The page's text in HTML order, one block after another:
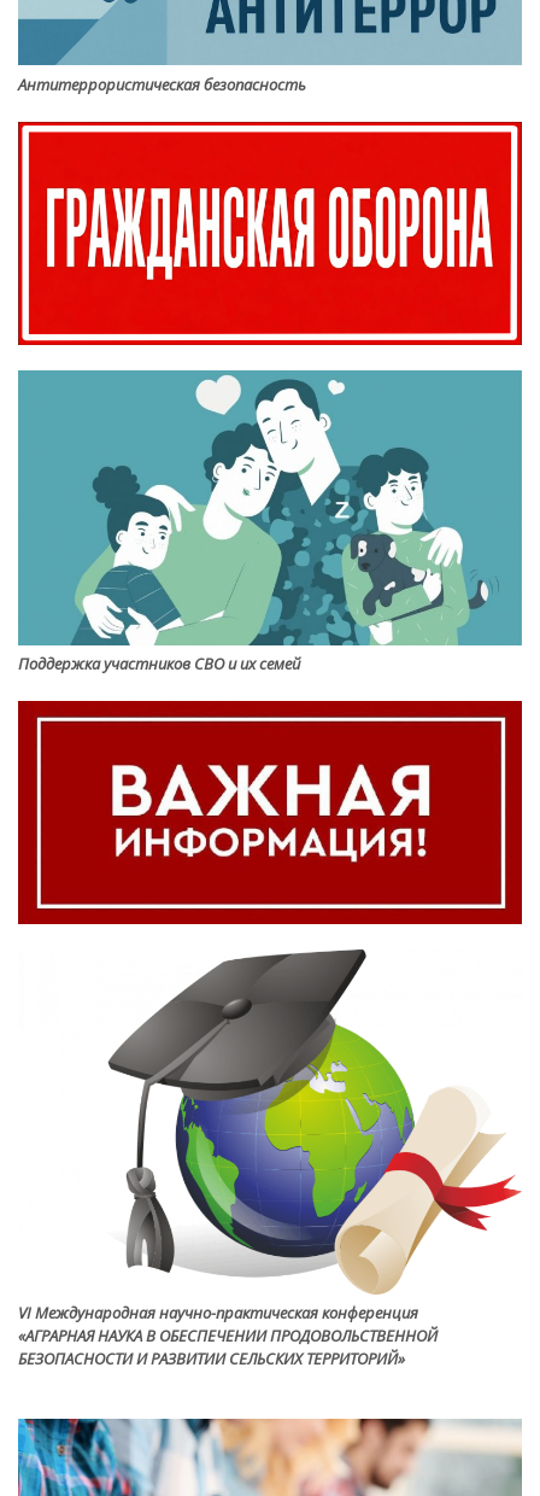
Антитеррористическая безопасность
Поддержка участников СВО и их семей
VI Международная научно-практическая конференция
«АГРАРНАЯ НАУКА В ОБЕСПЕЧЕНИИ ПРОДОВОЛЬСТВЕННОЙ
БЕЗОПАСНОСТИ И РАЗВИТИИ СЕЛЬСКИХ ТЕРРИТОРИЙ»